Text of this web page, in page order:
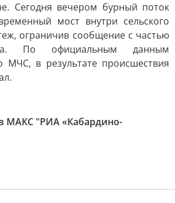
Сегодня вечером бурный поток
мост внутри сельского
ограничив сообщение с частью
По официальным данным
МЧС, в результате происшествия
МАКС "РИА «Кабардино-